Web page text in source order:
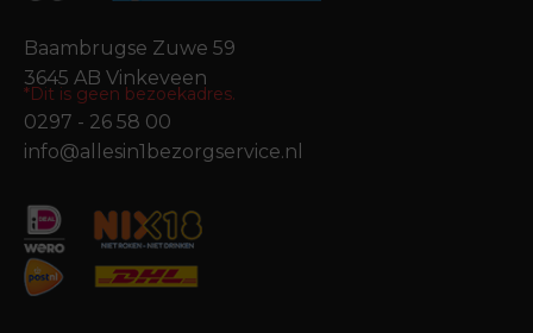
Baambrugse Zuwe 59
3645 AB Vinkeveen
*Dit is geen bezoekadres.
0297 - 26 58 00
info@allesin1bezorgservice.nl